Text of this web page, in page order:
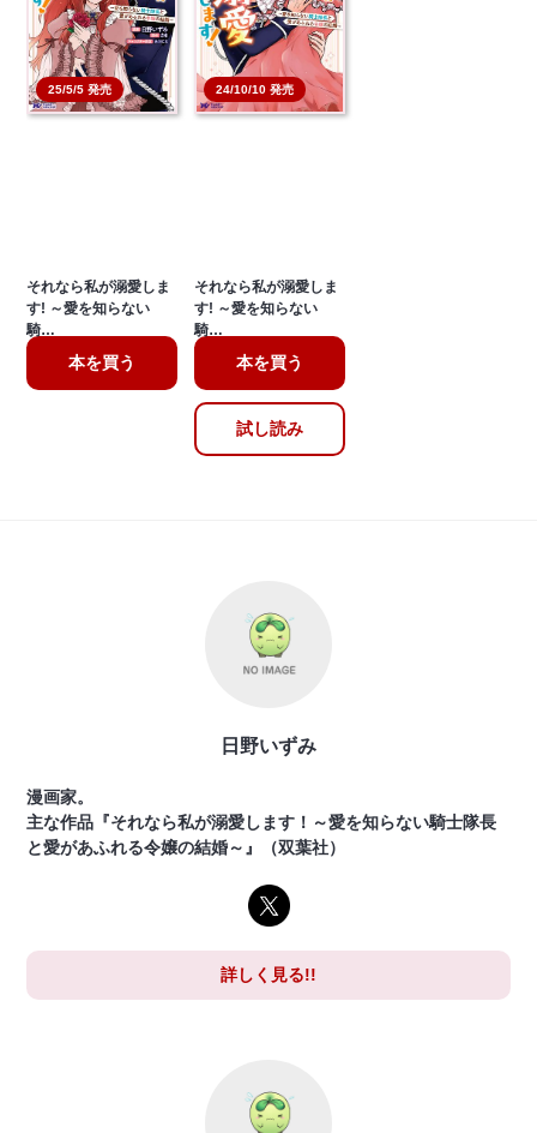
25/5/5 発売
それなら私が溺愛しま
す! ～愛を知らない
騎…
本を買う
24/10/10 発売
それなら私が溺愛しま
す! ～愛を知らない
騎…
本を買う
試し読み
日野いずみ
漫画家。
主な作品『それなら私が溺愛します！～愛を知らない騎士隊長
と愛があふれる令嬢の結婚～』（双葉社）
詳しく見る!!